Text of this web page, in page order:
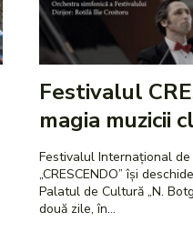
Festivalul
magia muzicii
Festivalul Internațional de
„CRESCENDO” își
Palatul de Cultură „N. Botgros”
două zile, în...